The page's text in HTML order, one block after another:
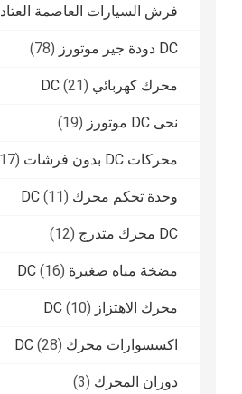
فرش السيارات العاصمة العتاد
DC دودة جير موتورز (78)
محرك كهربائي DC (21)
نحى DC موتورز (19)
محركات DC بدون فرشات (17)
وحدة تحكم محرك DC (11)
DC محرك متدرج (12)
مضخة مياه صغيرة DC (16)
محرك الاهتزاز DC (10)
اكسسوارات محرك DC (28)
دوران المحرك (3)